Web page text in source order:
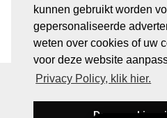
kunnen gebruikt worden
gepersonaliseerde
weten over cookies of uw
voor deze website
Privacy Policy, klik hier.
Deze cookies
facebook
© JUWELEN